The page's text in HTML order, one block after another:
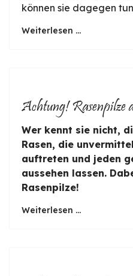
können sie dagegen
Weiterlesen ...
Achtung! Rasenpilze
Wer kennt sie nicht,
Rasen, die
auftreten und jeden
aussehen lassen.
Rasenpilze!
Weiterlesen ...